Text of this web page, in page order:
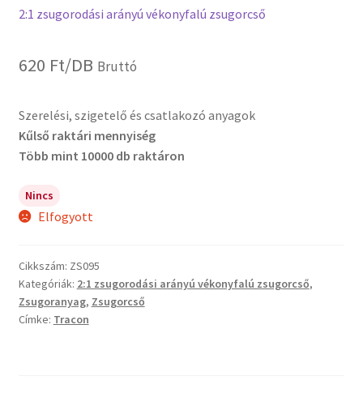
2:1 zsugorodási arányú vékonyfalú zsugorcső
620 Ft/DB Bruttó
Szerelési, szigetelő és csatlakozó anyagok
Kűlső raktári mennyiség
Több mint 10000 db raktáron
Nincs
Elfogyott
Cikkszám: ZS095
Kategóriák: 2:1 zsugorodási arányú vékonyfalú zsugorcső,
Zsugoranyag, Zsugorcső
Címke: Tracon